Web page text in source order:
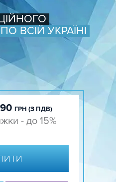
ПО ВСІЙ УКРАЇНІ
ГРН (З ПДВ)
- до 15%